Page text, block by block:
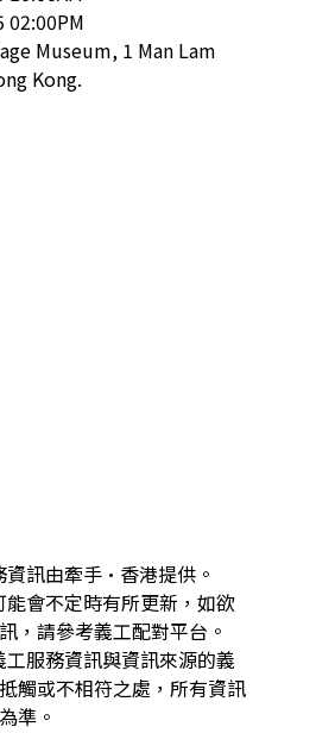
02:00PM
Kong.
資訊由牽手·香港提供。
會不定時有所更新，如欲
，請參考義工配對平台。
服務資訊與資訊來源的義
觸或不相符之處，所有資訊
準。